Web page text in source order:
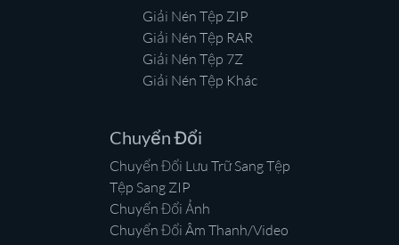
Giải Nén Tệp ZIP
Giải Nén Tệp RAR
Giải Nén Tệp 7Z
Giải Nén Tệp Khác
Chuyển Đổi
Chuyển Đổi Lưu Trữ Sang Tệp
Tệp Sang ZIP
Chuyển Đổi Ảnh
Chuyển Đổi Âm Thanh/Video